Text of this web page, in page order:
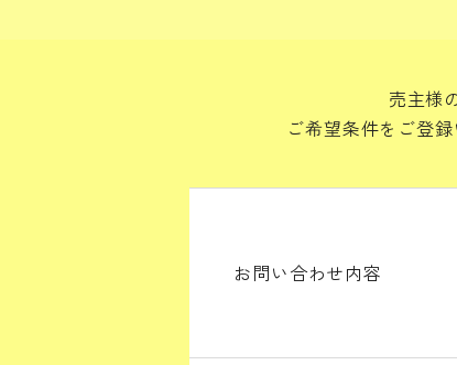
売主様
ご希望条件をご登
お問い合わせ内容